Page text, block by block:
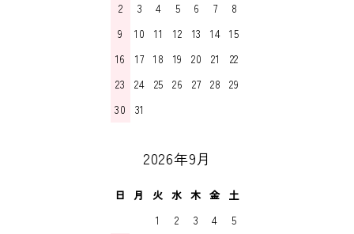
2
3 4 5 6 7
8
9
10 11 12 13 14 15
16
17 18 19 20 21
22
23
24 25 26 27 28
29
30
31
2026年9月
日 月 火 水 木 金 土
1
2 3 4
5